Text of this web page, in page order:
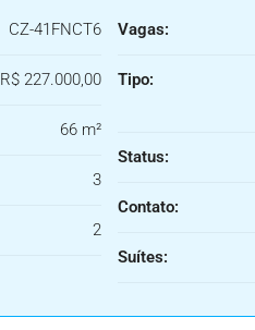
CZ-41FNCT6
R$ 227.000,00
66 m²
3
2
Vagas:
Tipo:
Status:
Contato:
Suítes: